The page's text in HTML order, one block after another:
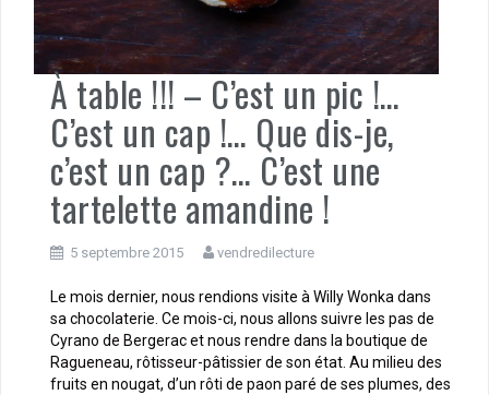
À table !!! – C’est un pic !…
C’est un cap !… Que dis-je,
c’est un cap ?… C’est une
tartelette amandine !
5 septembre 2015 vendredilecture
Le mois dernier, nous rendions visite à Willy Wonka dans
sa chocolaterie. Ce mois-ci, nous allons suivre les pas de
Cyrano de Bergerac et nous rendre dans la boutique de
Ragueneau, rôtisseur-pâtissier de son état. Au milieu des
fruits en nougat, d’un rôti de paon paré de ses plumes, des